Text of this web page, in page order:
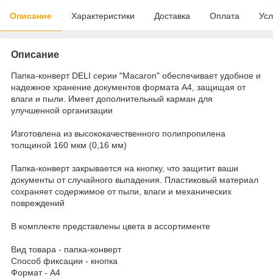
Описание Характеристики Доставка Оплата
Описание
Папка-конверт DELI серии "Macaron" обеспечивает удобное и
надежное хранение документов формата А4, защищая от
влаги и пыли. Имеет дополнительный карман для
улучшенной организации
Изготовлена из высококачественного полипропилена
толщиной 160 мкм (0,16 мм)
Папка-конверт закрывается на кнопку, что защитит ваши
документы от случайного выпадения. Пластиковый материал
сохраняет содержимое от пыли, влаги и механических
повреждений
В комплекте представлены цвета в ассортименте
Вид товара - папка-конверт
Способ фиксации - кнопка
Формат - А4